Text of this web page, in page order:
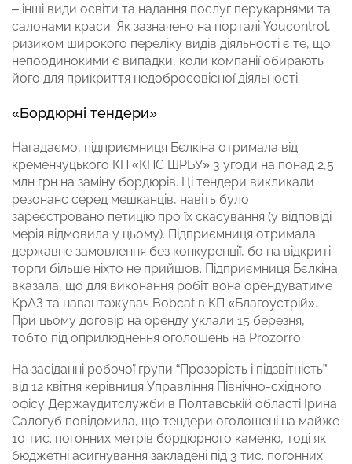
– інші види освіти та надання послуг перукарнями та
салонами краси. Як зазначено на порталі Youcontrol,
ризиком широкого переліку видів діяльності є те, що
непоодинокими є випадки, коли компанії обирають
його для прикриття недобросовісної діяльності.
«Бордюрні тендери»
Нагадаємо, підприємниця Бєлкіна отримала від
кременчуцького КП «КПС ШРБУ» 3 угоди на понад 2,5
млн грн на заміну бордюрів. Ці тендери викликали
резонанс серед мешканців, навіть було
зареєстровано петицію про їх скасування (у відповіді
мерія відмовила у цьому). Підприємниця отримала
державне замовлення без конкуренції, бо на відкриті
торги більше ніхто не прийшов. Підприємниця Бєлкіна
вказала, що для виконання робіт вона орендуватиме
КрАЗ та навантажувач Bobcat в КП «Благоустрій».
При цьому договір на оренду уклали 15 березня,
тобто під оприлюднення оголошень на Prozorro.
На засіданні робочої групи “Прозорість і підзвітність”
від 12 квітня керівниця Управління Північно-східного
офісу Держаудитслужби в Полтавській області Ірина
Салогуб повідомила, що тендери оголошені на майже
10 тис. погонних метрів бордюрного каменю, тоді як
бюджетні асигнування закладені під 3 тис. погонних